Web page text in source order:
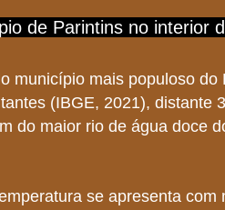
de Parintins no interior
município mais populoso do
(IBGE, 2021), distante
do maior rio de água doce
se apresenta com